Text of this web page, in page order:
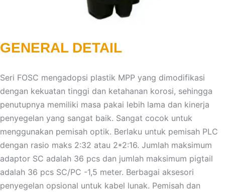
GENERAL DETAIL
Seri FOSC mengadopsi plastik MPP yang dimodifikasi
dengan kekuatan tinggi dan ketahanan korosi, sehingga
penutupnya memiliki masa pakai lebih lama dan kinerja
penyegelan yang sangat baik. Sangat cocok untuk
menggunakan pemisah optik. Berlaku untuk pemisah PLC
dengan rasio maks 2:32 atau 2*2:16. Jumlah maksimum
adaptor SC adalah 36 pcs dan jumlah maksimum pigtail
adalah 36 pcs SC/PC -1,5 meter. Berbagai aksesori
penyegelan opsional untuk kabel lunak. Pemisah dan